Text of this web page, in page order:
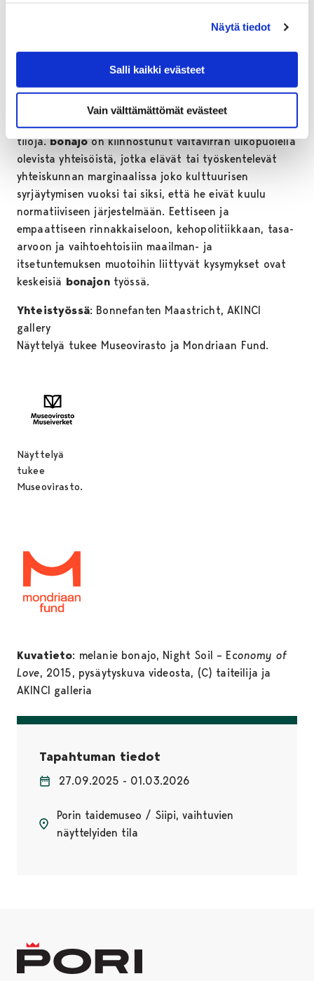
Näytä tiedot
Salli kaikki evästeet
Vain välttämättömät evästeet
arkkitehtuurin ja installaatiot on suunnitellutThéo
melanie bonajonkanssa ja ne
melanie bonajoon hollantilainen taiteilija,
elokuvantekijä, somaattinen seksuaalivalmentaja ja -
kouluttaja, ja aktivisti, joka luo immersiivisiä queerejä
tiloja.bonajoon kiinnostunut valtavirran ulkopuolella
olevista yhteisöistä, jotka elävät tai työskentelevät
yhteiskunnan marginaalissa joko kulttuurisen
syrjäytymisen vuoksi tai siksi, että he eivät kuulu
normatiiviseen järjestelmään. Eettiseen ja
empaattiseen rinnakkaiseloon, kehopolitiikkaan, tasa-
arvoon ja vaihtoehtoisiin maailman- ja
itsetuntemuksen muotoihin liittyvät kysymykset ovat
keskeisiä bonajontyössä.
Yhteistyössä: Bonnefanten Maastricht, AKINCI
gallery
Näyttelyä tukee Museovirasto ja Mondriaan Fund.
Näyttelyä
tukee
Museovirasto.
Kuvatieto: melanie bonajo, Night Soil – Economy of
Love, 2015, pysäytyskuva videosta, (C) taiteilija ja
AKINCI galleria
Tapahtuman tiedot
27.09.2025 - 01.03.2026
Porin taidemuseo / Siipi, vaihtuvien
näyttelyiden tila